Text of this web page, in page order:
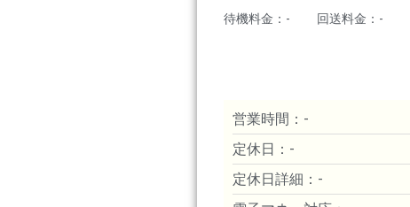
待機料金：- 回送料金：-
営業時間：-
定休日：-
定休日詳細：-